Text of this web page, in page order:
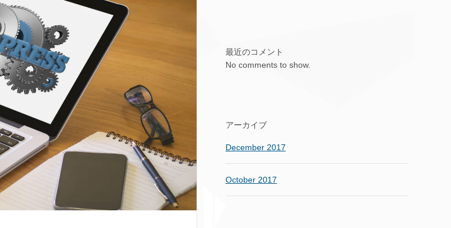
最近のコメント
No comments to show.
アーカイブ
December 2017
October 2017